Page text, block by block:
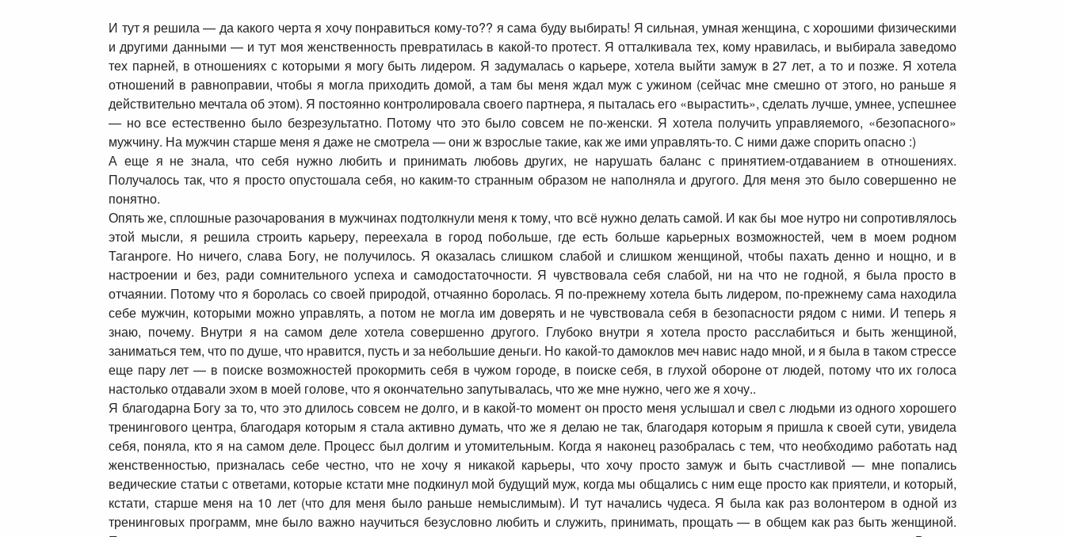
И тут я решила — да какого черта я хочу понравиться кому-то?? я сама буду выбирать! Я сильная, умная женщина, с хорошими физическими
и другими данными — и тут моя женственность превратилась в какой-то протест. Я отталкивала тех, кому нравилась, и выбирала заведомо
тех парней, в отношениях с которыми я могу быть лидером. Я задумалась о карьере, хотела выйти замуж в 27 лет, а то и позже. Я хотела
отношений в равноправии, чтобы я могла приходить домой, а там бы меня ждал муж с ужином (сейчас мне смешно от этого, но раньше я
действительно мечтала об этом). Я постоянно контролировала своего партнера, я пыталась его «вырастить», сделать лучше, умнее, успешнее
— но все естественно было безрезультатно. Потому что это было совсем не по-женски. Я хотела получить управляемого, «безопасного»
мужчину. На мужчин старше меня я даже не смотрела — они ж взрослые такие, как же ими управлять-то. С ними даже спорить опасно :)
А еще я не знала, что себя нужно любить и принимать любовь других, не нарушать баланс с принятием-отдаванием в отношениях.
Получалось так, что я просто опустошала себя, но каким-то странным образом не наполняла и другого. Для меня это было совершенно не
понятно.
Опять же, сплошные разочарования в мужчинах подтолкнули меня к тому, что всё нужно делать самой. И как бы мое нутро ни сопротивлялось
этой мысли, я решила строить карьеру, переехала в город побольше, где есть больше карьерных возможностей, чем в моем родном
Таганроге. Но ничего, слава Богу, не получилось. Я оказалась слишком слабой и слишком женщиной, чтобы пахать денно и нощно, и в
настроении и без, ради сомнительного успеха и самодостаточности. Я чувствовала себя слабой, ни на что не годной, я была просто в
отчаянии. Потому что я боролась со своей природой, отчаянно боролась. Я по-прежнему хотела быть лидером, по-прежнему сама находила
себе мужчин, которыми можно управлять, а потом не могла им доверять и не чувствовала себя в безопасности рядом с ними. И теперь я
знаю, почему. Внутри я на самом деле хотела совершенно другого. Глубоко внутри я хотела просто расслабиться и быть женщиной,
заниматься тем, что по душе, что нравится, пусть и за небольшие деньги. Но какой-то дамоклов меч навис надо мной, и я была в таком стрессе
еще пару лет — в поиске возможностей прокормить себя в чужом городе, в поиске себя, в глухой обороне от людей, потому что их голоса
настолько отдавали эхом в моей голове, что я окончательно запутывалась, что же мне нужно, чего же я хочу..
Я благодарна Богу за то, что это длилось совсем не долго, и в какой-то момент он просто меня услышал и свел с людьми из одного хорошего
тренингового центра, благодаря которым я стала активно думать, что же я делаю не так, благодаря которым я пришла к своей сути, увидела
себя, поняла, кто я на самом деле. Процесс был долгим и утомительным. Когда я наконец разобралась с тем, что необходимо работать над
женственностью, призналась себе честно, что не хочу я никакой карьеры, что хочу просто замуж и быть счастливой — мне попались
ведические статьи с ответами, которые кстати мне подкинул мой будущий муж, когда мы общались с ним еще просто как приятели, и который,
кстати, старше меня на 10 лет (что для меня было раньше немыслимым). И тут начались чудеса. Я была как раз волонтером в одной из
тренинговых программ, мне было важно научиться безусловно любить и служить, принимать, прощать — в общем как раз быть женщиной.